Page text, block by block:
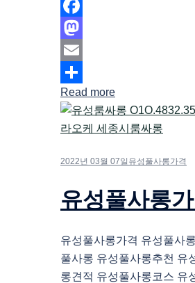
Facebook
Mastodon
Email
Share
Read more
2022년 03월 07일 유성풀사롱가격
유성풀사롱
유성풀사롱가격 유성풀사
풀사롱 유성풀사롱추천 유
롱견적 유성풀사롱코스 유